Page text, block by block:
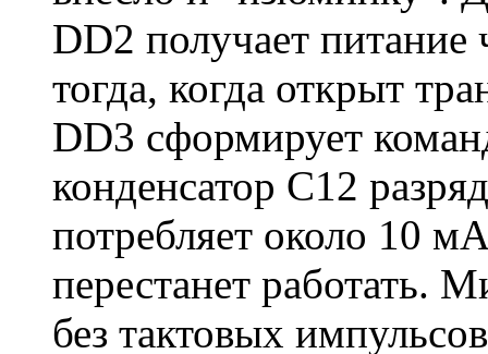
DD2 получает питание
тогда, когда открыт
DD3 сформирует
конденсатор С12
потребляет около 10
перестанет работать.
без тактовых